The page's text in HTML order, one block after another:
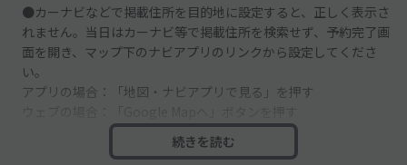
●カーナビなどで掲載住所を目的地に設定すると、正しく表示さ
れません。当日はカーナビ等で掲載住所を検索せず、予約完了画
面を開き、マップ下のナビアプリのリンクから設定してくださ
い。
アプリの場合：「地図・ナビアプリで見る」を押す
●縦列駐車の駐車場です。
続きを読む